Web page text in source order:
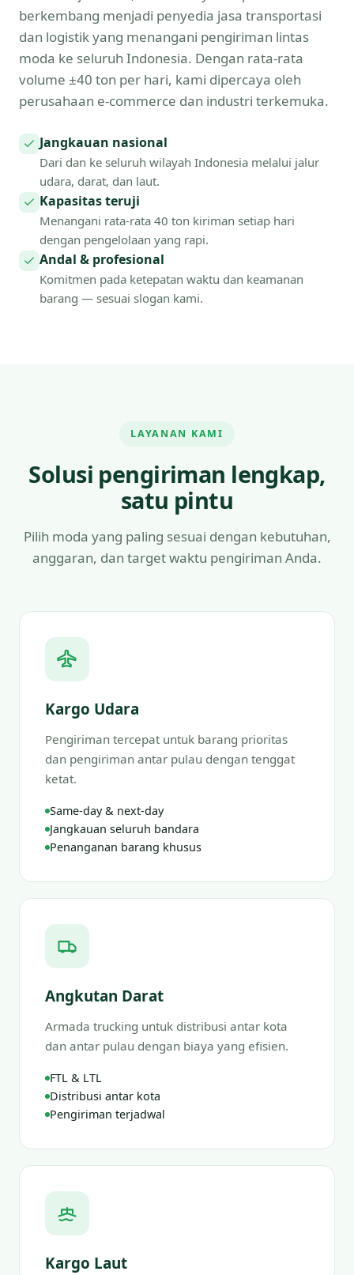
berkembang menjadi penyedia jasa transportasi
dan logistik yang menangani pengiriman lintas
moda ke seluruh Indonesia. Dengan rata-rata
volume ±40 ton per hari, kami dipercaya oleh
perusahaan e-commerce dan industri terkemuka.
Jangkauan nasional
Dari dan ke seluruh wilayah Indonesia melalui jalur
udara, darat, dan laut.
Kapasitas teruji
Menangani rata-rata 40 ton kiriman setiap hari
dengan pengelolaan yang rapi.
Andal & profesional
Komitmen pada ketepatan waktu dan keamanan
barang — sesuai slogan kami.
LAYANAN KAMI
Solusi pengiriman lengkap,
satu pintu
Pilih moda yang paling sesuai dengan kebutuhan,
anggaran, dan target waktu pengiriman Anda.
Kargo Udara
Pengiriman tercepat untuk barang prioritas
dan pengiriman antar pulau dengan tenggat
ketat.
Same-day & next-day
Jangkauan seluruh bandara
Penanganan barang khusus
Angkutan Darat
Armada trucking untuk distribusi antar kota
dan antar pulau dengan biaya yang efisien.
FTL & LTL
Distribusi antar kota
Pengiriman terjadwal
Kargo Laut